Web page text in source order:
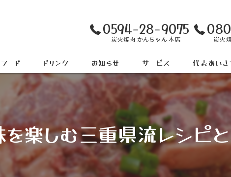
0594-28-9075
炭火焼肉 かんちゃん 本店 炭火
フード ドリンク お知らせ サービス 代表あいさ
楽しむ三重県流レシピ